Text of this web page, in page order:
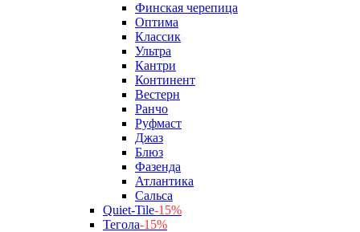
Финская черепица
Оптима
Классик
Ультра
Кантри
Континент
Вестерн
Ранчо
Руфмаст
Джаз
Блюз
Фазенда
Атлантика
Сальса
Quiet-Tile-15%
Тегола-15%